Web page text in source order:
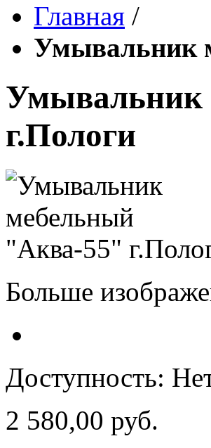
Главная /
Умывальник
г.Пологи
Больше
Доступность:
2 580,00 руб.